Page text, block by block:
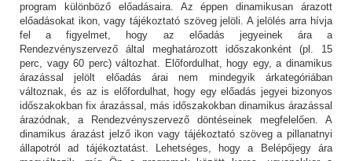
program különböző előadásaira. Az éppen dinamikusan árazott
előadásokat ikon, vagy tájékoztató szöveg jelöli. A jelölés arra hívja
fel a figyelmet, hogy az előadás jegyeinek ára a
Rendezvényszervező által meghatározott időszakonként (pl. 15
perc, vagy 60 perc) változhat. Előfordulhat, hogy egy, a dinamikus
árazással jelölt előadás árai nem mindegyik árkategóriában
változnak, és az is előfordulhat, hogy egy előadás jegyei bizonyos
időszakokban fix árazással, más időszakokban dinamikus árazással
árazódnak, a Rendezvényszervező döntéseinek megfelelően. A
dinamikus árazást jelző ikon vagy tájékoztató szöveg a pillanatnyi
állapotról ad tájékoztatást. Lehetséges, hogy a Belépőjegy ára